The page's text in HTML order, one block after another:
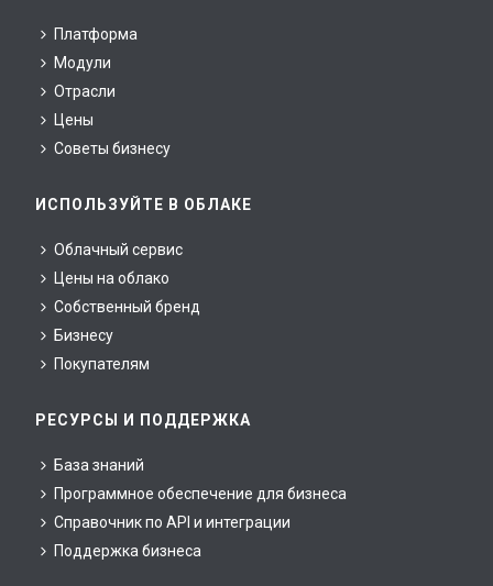
Платформа
Модули
Отрасли
Цены
Советы бизнесу
ИСПОЛЬЗУЙТЕ В ОБЛАКЕ
Облачный сервис
Цены на облако
Собственный бренд
Бизнесу
Покупателям
РЕСУРСЫ И ПОДДЕРЖКА
База знаний
Программное обеспечение для бизнеса
Справочник по API и интеграции
Поддержка бизнеса